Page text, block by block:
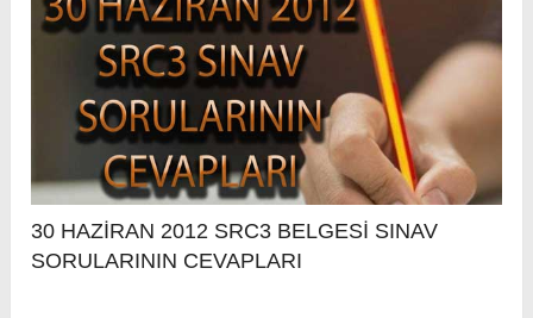
30 HAZİRAN 2012 SRC3 BELGESİ SINAV
SORULARININ CEVAPLARI